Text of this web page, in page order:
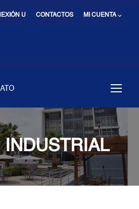
MI CUENTA ⌵
CONTACTOS
U
INDUSTRIAL